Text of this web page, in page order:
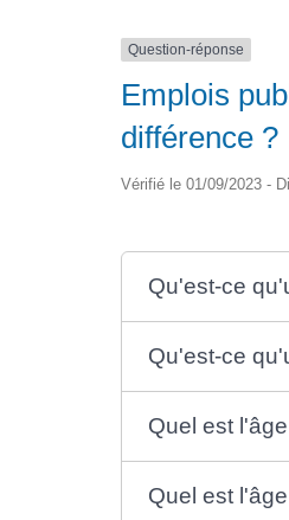
Question-réponse
Emplois
différence ?
Vérifié le 01/09/2023 -
Qu'est-ce
Qu'est-ce
Quel est
Quel est